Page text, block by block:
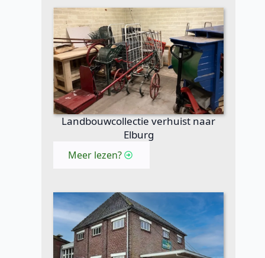
Landbouwcollectie verhuist naar
Elburg
Meer lezen?